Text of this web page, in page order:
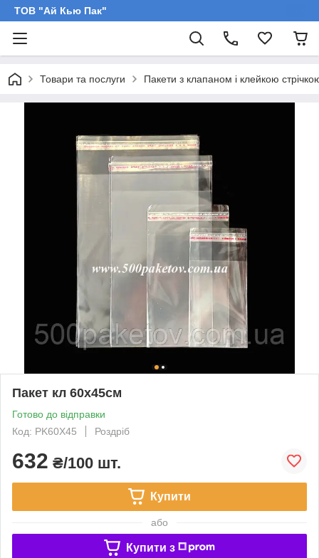
ТОВ "Ай Кью Пак"
Товари та послуги Пакети з клапаном і клейкою
Пакет кл 60х45см
Готово до відправки
Код: PK60X45
Роздріб
632 ₴/100 шт.
Купити
або
Купити з